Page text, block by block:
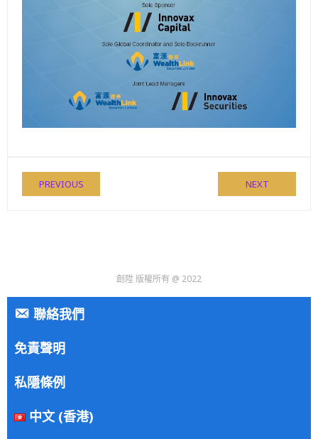
PREVIOUS NEXT
創陞 版權所有 @ 2022
聯絡我們
免責聲明
私隱條例
中文 (香港)